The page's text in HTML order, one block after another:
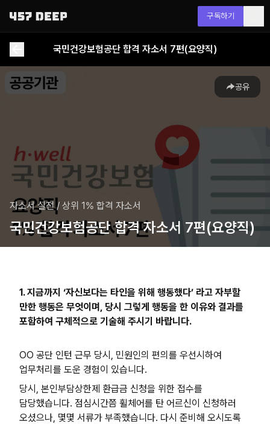
구독하기
국민건강보험공단 합격 자소서 7편(요양직)
공유
자소서 실전/ 상위 1% 합격 자소서
국민건강보험공단 합격 자소서 7편(요양직)
1. 지금까지 ‘자신보다는 타인을 위해 행동했다’ 라고 자부할
만한 행동은 무엇이며, 당시 그렇게 행동을 한 이유와 결과를
포함하여 구체적으로 기술해 주시기 바랍니다.
OO 공단 인턴 근무 당시, 민원인의 편의를 우선시하여
업무처리를 도운 경험이 있습니다.
당시, 본인부담상한제 환급금 신청을 위한 접수를
담당했습니다. 점심시간쯤 휠체어를 탄 어르신이 신청하러
오셨으나, 몇몇 서류가 부족했습니다. 다시 준비해 오시도록